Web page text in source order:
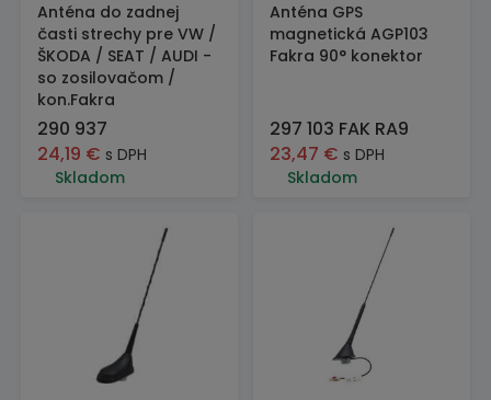
Anténa do zadnej
časti strechy pre VW /
ŠKODA / SEAT / AUDI -
so zosilovačom /
kon.Fakra
290 937
24,19 € s DPH
Skladom
Anténa GPS
magnetická AGP103
Fakra 90° konektor
297 103 FAK RA9
23,47 € s DPH
Skladom